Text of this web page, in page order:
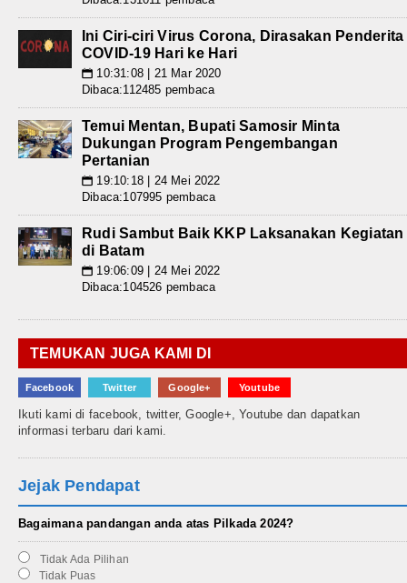
Ini Ciri-ciri Virus Corona, Dirasakan Penderita
COVID-19 Hari ke Hari
📅 10:31:08 | 21 Mar 2020
Dibaca:112485 pembaca
Temui Mentan, Bupati Samosir Minta
Dukungan Program Pengembangan
Pertanian
📅 19:10:18 | 24 Mei 2022
Dibaca:107995 pembaca
Rudi Sambut Baik KKP Laksanakan Kegiatan
di Batam
📅 19:06:09 | 24 Mei 2022
Dibaca:104526 pembaca
TEMUKAN JUGA KAMI DI
Facebook Twitter Google+ Youtube
Ikuti kami di facebook, twitter, Google+, Youtube dan dapatkan
informasi terbaru dari kami.
Jejak Pendapat
Bagaimana pandangan anda atas Pilkada 2024?
Tidak Ada Pilihan
Tidak Puas